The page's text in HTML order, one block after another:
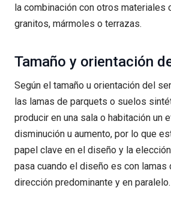
la combinación con otros materiales
granitos, mármoles o terrazas.
Tamaño y orientación
Según el tamaño u orientación del
las lamas de parquets o suelos
producir en una sala o habitación un
disminución u aumento, por lo que
papel clave en el diseño y la
pasa cuando el diseño es con lamas
dirección predominante y en paralelo.